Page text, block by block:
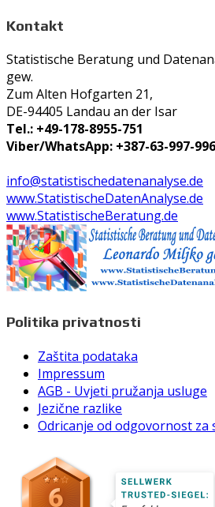
Kontakt
Statistische Beratung und
gew.
Zum Alten Hofgarten 21,
DE-94405 Landau an der Isar
Tel.: +49-178-8955-751
Viber/WhatsApp: +387-63-997-996
info@statistischedatenanalyse.de
www.StatistischeDatenAnalyse.de
www.StatistischeBeratung.de
Politika privatnosti
Zaštita podataka
Impressum
AGB - Uvjeti pružanja usluge
Jezične razlike
Odricanje od odgovornost za